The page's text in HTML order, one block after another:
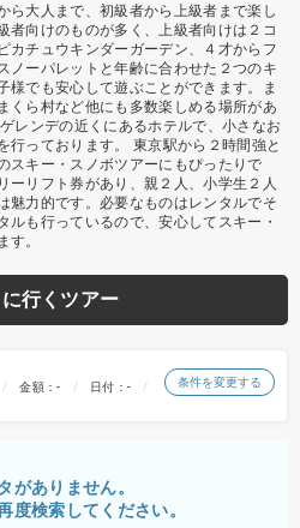
ら大人まで、初級者から上級者まで楽し
者向けのものが多く、上級者向けは２コ
カチュウキンダーガーデン、４才からフ
ノーパレットと年齢に合わせた２つのキ
様でも安心して遊ぶことができます。ま
くら村など他にも多数楽しめる場所があ
レンデの近くにあるホテルで、小さなお
行っております。 東京駅から２時間強と
スキー・スノボツアーにもぴったりで
ーリフト券があり、親２人、小学生２人
魅力的です。必要なものはレンタルでそ
ルも行っているので、安心してスキー・
す。
行くツアー
金額：-
日付：-
条件を変更する
がありません。
度検索してください。